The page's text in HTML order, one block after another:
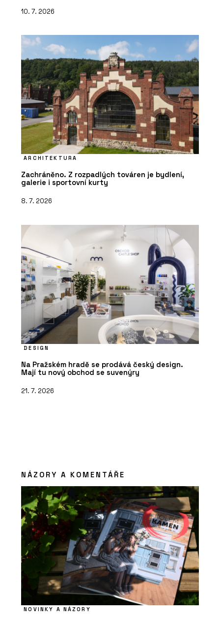
10. 7. 2026
ARCHITEKTURA
Zachráněno. Z rozpadlých továren je bydlení,
galerie i sportovní kurty
8. 7. 2026
DESIGN
Na Pražském hradě se prodává český design.
Mají tu nový obchod se suvenýry
21. 7. 2026
NÁZORY A KOMENTÁŘE
NOVINKY A NÁZORY